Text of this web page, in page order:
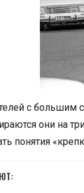
с большим
они на
понятия